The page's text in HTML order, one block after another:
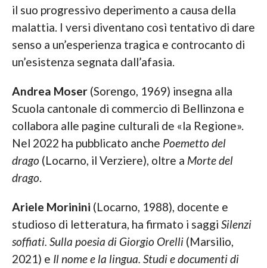
il suo progressivo deperimento a causa della
malattia. I versi diventano così tentativo di dare
senso a un’esperienza tragica e controcanto di
un’esistenza segnata dall’afasia.
Andrea Moser(Sorengo, 1969) insegna alla
Scuola cantonale di commercio di Bellinzona e
collabora alle pagine culturali de «la Regione».
Nel 2022 ha pubblicato anche Poemetto del
drago (Locarno, il Verziere), oltre a Morte del
drago
Ariele Morinini (Locarno, 1988), docente e
studioso di letteratura, ha firmato i saggi Silenzi
soffiati. Sulla poesia di Giorgio Orelli(Marsilio,
2021) e Il nome e la lingua. Studi e documenti di